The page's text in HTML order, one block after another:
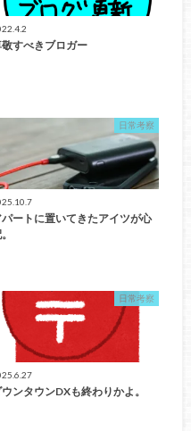
すべきブロガー
日常考察
パートに置いてきたアイツが心
日常考察
ウンタウンDXも終わりかよ。